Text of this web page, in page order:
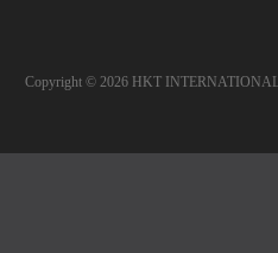
Copyright © 2026 HKT INTERNATIONAL